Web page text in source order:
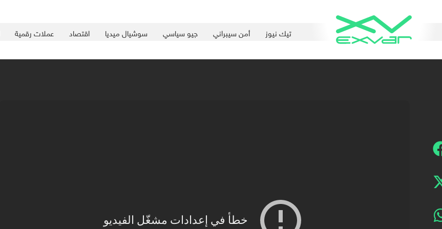
تيك نيوز أمن سيبراني جيو سياسي سوشيال ميديا اقتصاد عملات رقمية